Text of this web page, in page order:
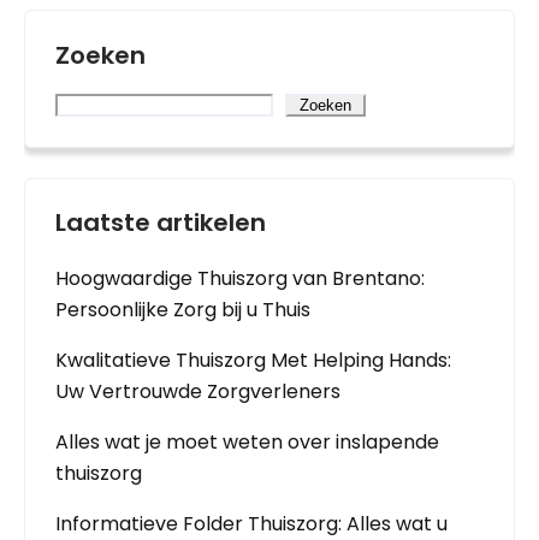
Zoeken
Zoeken
Laatste artikelen
Hoogwaardige Thuiszorg van Brentano:
Persoonlijke Zorg bij u Thuis
Kwalitatieve Thuiszorg Met Helping Hands:
Uw Vertrouwde Zorgverleners
Alles wat je moet weten over inslapende
thuiszorg
Informatieve Folder Thuiszorg: Alles wat u